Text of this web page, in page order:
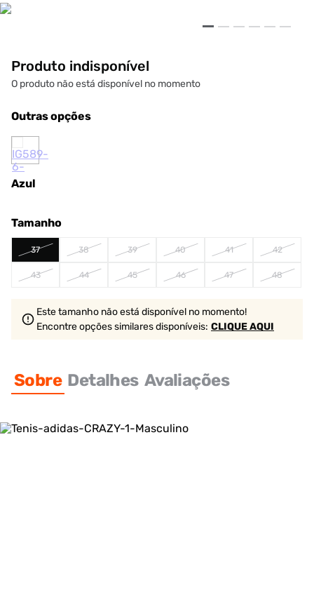
Produto indisponível
O produto não está disponível no momento
Outras opções
Azul
Tamanho
37 38 39 40 41 42
43 44 45 46 47 48
Este tamanho não está disponível no momento!
Encontre opções similaresdisponíveis: CLIQUE AQUI
Sobre Detalhes Avaliações